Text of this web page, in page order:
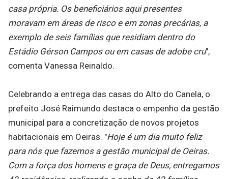
casa própria. Os beneficiários aqui presentes
moravam em áreas de risco e em zonas precárias, a
exemplo de seis famílias que residiam dentro do
Estádio Gérson Campos ou em casas de adobe cru",
comenta Vanessa Reinaldo.
Celebrando a entrega das casas do Alto do Canela, o
prefeito José Raimundo destaca o empenho da gestão
municipal para a concretização de novos projetos
habitacionais em Oeiras. "Hoje é um dia muito feliz
para nós que fazemos a gestão municipal de Oeiras.
Com a força dos homens e graça de Deus, entregamos